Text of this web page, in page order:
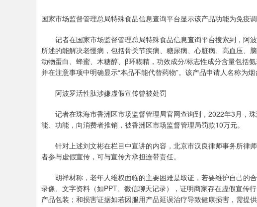
国家市场监督管理总局特殊食品信息查询平台显示该产品功能为免疫调
记者在国家市场监督管理总局特殊食品信息查询平台搜索到，阿
所述的能解决老慢病，包括骨关节疾病、糖尿病、心脏病、高血压、
动物蛋白、蜂蜜、木糖醇、β环糊精，功效成分/标志性成分含量包括
并在注意事项中明确显示“本品不能代替药物”。该产品申请人名称为烟
阿波罗活性肽涉嫌虚假宣传曾被处罚
记者在珠海市香洲区市场监督管理局官网查询到，2022年3月，
能、功能，向消费者推销，被香洲区市场监督管理局罚款10万元。
针对上述刘文彬在栏目中宣讲的内容，北京市汉良律师事务所律
者参与虚假宣传，可与宣传方承担连带责任。
胡祥材称，老年人维权面临的主要困难是取证，若要维护自己的合
录像、文字资料（如PPT、微信聊天记录），证明商家存在虚假宣传
产品包装；和损害证据如若因服用产品延误治疗导致健康损害，需提